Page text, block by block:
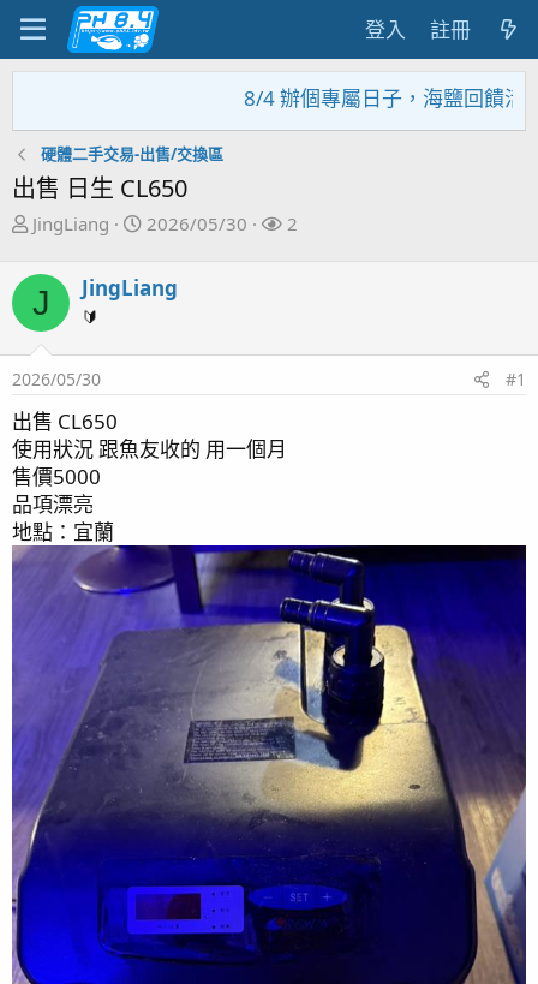
登入 註冊
8/4 辦個專屬日子，海鹽回饋活
硬體二手交易-出售/交換區
出售 日生 CL650
主
發
起
人
JingLiang
開
期
2026/05/30
關
2
J JingLiang
🔰
2026/05/30 #1
出售 CL650
使用狀況 跟魚友收的 用一個月
售價5000
品項漂亮
地點：宜蘭